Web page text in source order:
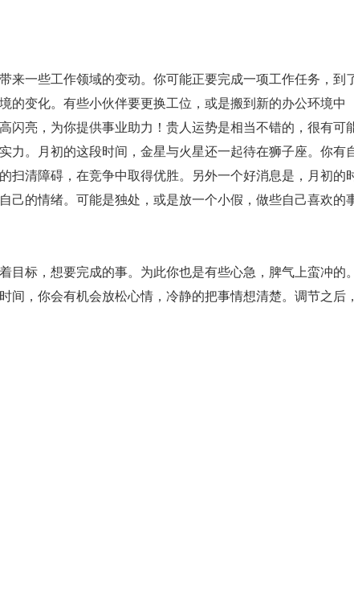
来一些工作领域的变动。你可能正要完成一项工作任务，到
的变化。有些小伙伴要更换工位，或是搬到新的办公环境中
闪亮，为你提供事业助力！贵人运势是相当不错的，很有可
力。月初的这段时间，金星与火星还一起待在狮子座。你有
扫清障碍，在竞争中取得优胜。另外一个好消息是，月初的
己的情绪。可能是独处，或是放一个小假，做些自己喜欢的
标，想要完成的事。为此你也是有些心急，脾气上蛮冲的。
，你会有机会放松心情，冷静的把事情想清楚。调节之后，